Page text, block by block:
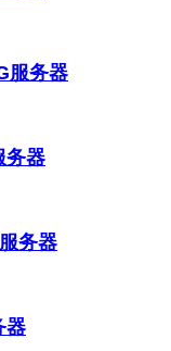
服务器
务器
务器
器